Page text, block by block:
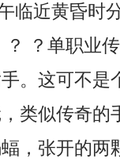
临近黄昏时
？单职业
。这可不是
，类似传奇
，张开的两